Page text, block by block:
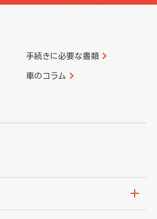
手続きに必要な書類
車のコラム